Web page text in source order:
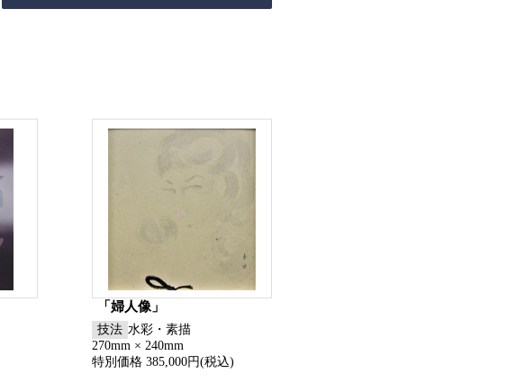
「婦人像」
技法 水彩・素描
270mm × 240mm
特別価格 385,000円(税込)